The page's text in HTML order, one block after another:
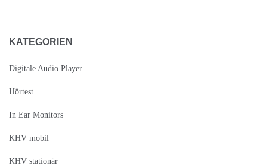
KATEGORIEN
Digitale Audio Player
Hörtest
In Ear Monitors
KHV mobil
KHV stationär